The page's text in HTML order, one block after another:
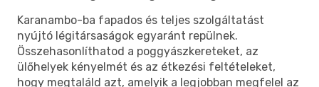
Karanambo-ba fapados és teljes szolgáltatást
nyújtó légitársaságok egyaránt repülnek.
Összehasonlíthatod a poggyászkereteket, az
ülőhelyek kényelmét és az étkezési feltételeket,
hogy megtaláld azt, amelyik a legjobban megfelel az